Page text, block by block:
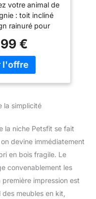
Gris,
61cm x
(Moyen)
votre animal de
: toit incliné
rainuré pour
la pluie en cas
temps et le
bon état. Facile
robuste :
et traité
teinture de
naturelle, facile à
percés. Pied
: plancher
et pieds en
€
la simplicité
la niche Petsfit se fait
devine immédiatement
en bois fragile. Le
convenablement les
impression est
meubles en kit,